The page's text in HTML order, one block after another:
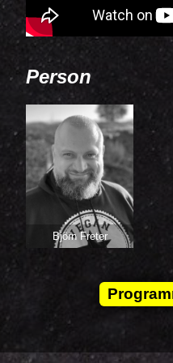
Person
Björn Freter